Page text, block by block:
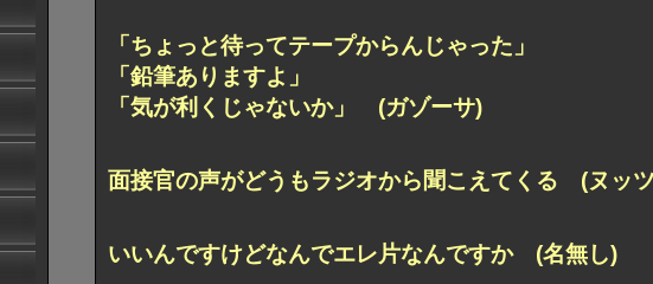
「ちょっと待ってテープからんじゃった」
「鉛筆ありますよ」
「気が利くじゃないか」 (ガゾーサ)
面接官の声がどうもラジオから聞こえてくる (ヌッ
いいんですけどなんでエレ片なんですか (名無し)